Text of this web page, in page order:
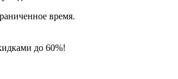
время.
до 60%!